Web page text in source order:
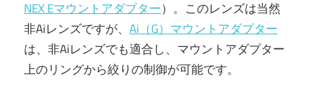
NEX Eマウントアダプター）。このレンズは当然
非Aiレンズですが、 Ai（G）マウントアダプター
は、非Aiレンズでも適合し、マウントアダプター
上のリングから絞りの制御が可能です。